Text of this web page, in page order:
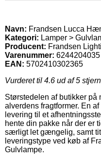
Navn: Frandsen Lucca
Kategori: Lamper >
Producent: Frandsen
Varenummer: 6244204035
EAN: 5702410302365
Vurderet til 4.6 ud af 5
Størstedelen af butikker på
alverdens fragtformer. En
levering til et
hente din pakke når der er
særligt let gængelig, samt
leveringstype ved køb af
Gulvlampe.